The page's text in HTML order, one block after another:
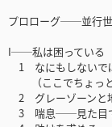
プロローグ──並行
I──私は困っている
1 なにもしないで
（ここでちょっと
2 グレーゾーンと
3 喘息──見た目